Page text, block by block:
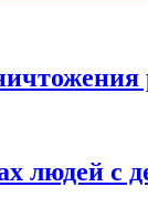
людей с